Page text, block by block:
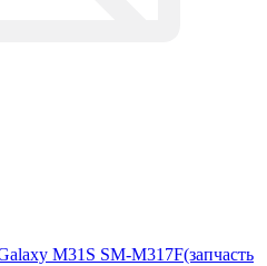
M31S SM-M317F(запчасть